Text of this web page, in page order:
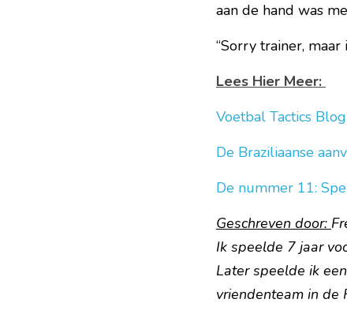
aan de hand was
“Sorry trainer,
Lees Hier Meer:
Voetbal Tactics Blog
De Braziliaanse
De nummer 11:
Geschreven door:
Ik speelde 7 jaar
Later speelde ik
vriendenteam in de